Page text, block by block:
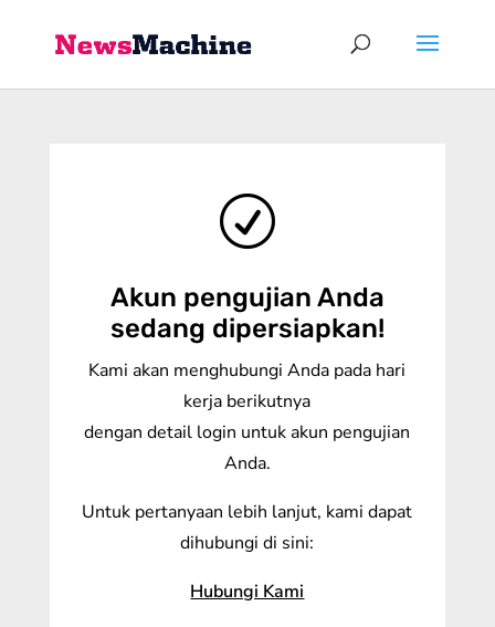
R
Akun pengujian Anda
sedang dipersiapkan!
Kami akan menghubungi Anda pada hari
kerja berikutnya
dengan detail login untuk akun pengujian
Anda.
Untuk pertanyaan lebih lanjut, kami dapat
dihubungi di sini:
Hubungi Kami